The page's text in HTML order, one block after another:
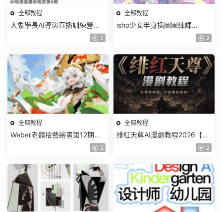
全部教程
大象學長AI導演直播訓練營第4
期2026【畫質高清有資料】 2
全部教程
isho少女半身插圖團練課
2026【畫質高清隻有視頻】 2
全部教程
Weber老魏拾藝繪畫第12期角
色特訓班【畫質不錯隻有視
2
全部教程
绯紅天尊AI漫劇教程2026【畫
2